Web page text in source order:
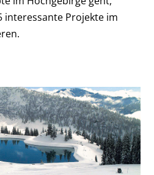
interessante Projekte im